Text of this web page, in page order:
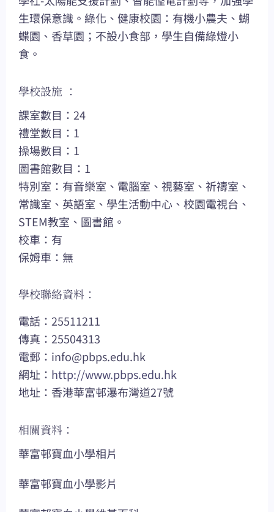
生環保意識。綠化、健康校園：有機小農夫、蝴
蝶園、香草園；不設小食部，學生自備綠燈小
食。
學校設施 ：
課室數目：24
禮堂數目：1
操場數目：1
圖書館數目：1
特別室：有音樂室、電腦室、視藝室、祈禱室、
常識室、英語室、學生活動中心、校園電視台、
STEM教室、圖書館。
校車：有
保姆車：無
學校聯絡資料：
電話：25511211
傳真：25504313
電郵： info@pbps.edu.hk
網址： http://www.pbps.edu.hk
地址：香港華富邨瀑布灣道27號
相關資料：
華富邨寶血小學相片
華富邨寶血小學影片